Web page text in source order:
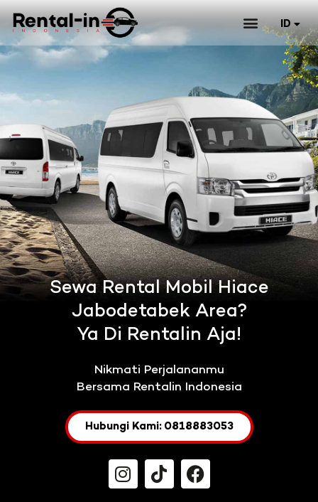
ID
EN
Sewa Rental Mobil Hiace
Jabodetabek Area?
Ya Di Rentalin Aja!
Nikmati Perjalananmu
Bersama Rentalin Indonesia
Hubungi Kami: 0818883053